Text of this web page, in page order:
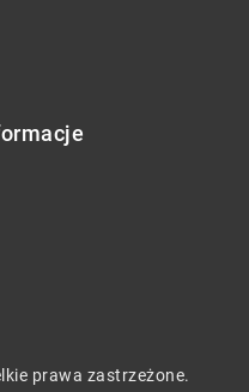
prawa zastrzeżone.